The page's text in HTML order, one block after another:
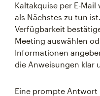
Kaltakquise per E-
als Nächstes zu tun
Verfügbarkeit
Meeting auswählen
Informationen
die Anweisungen klar
Eine prompte Antwort